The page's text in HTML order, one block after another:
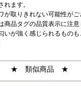
れます。
取りきれない可能性がご
商品タグの品質表示に注意
いが強く感じられるもの
★ 類似商品 ★